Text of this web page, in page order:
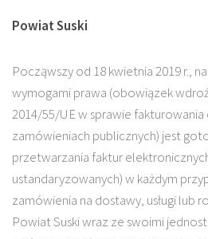
Powiat Suski
Począwszy od 18 kwietnia 2019 r.,
wymogami prawa (obowiązek
2014/55/UE w sprawie
zamówieniach publicznych) jest
przetwarzania faktur
ustandaryzowanych) w każdym
zamówienia na dostawy, usługi lub
Powiat Suski wraz ze swoimi